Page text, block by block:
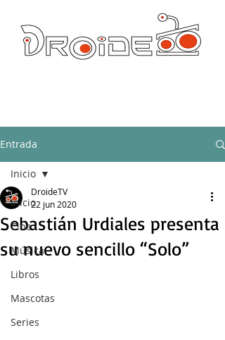
Entrada
Inicio
Cine
Música
Libros
Mascotas
Series
Inicio
Sebastián Urdiales presenta
su nuevo sencillo “Solo”
DroideTV
22 jun 2020